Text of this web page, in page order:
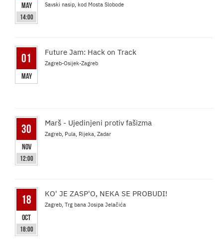
May
14:00
Savski nasip, kod Mosta Slobode
01
May
Future Jam: Hack on Track
Zagreb-Osijek-Zagreb
30
Nov
12:00
Marš - Ujedinjeni protiv fašizma
Zagreb, Pula, Rijeka, Zadar
18
Oct
18:00
KO' JE ZASP'O, NEKA SE PROBUDI!
Zagreb, Trg bana Josipa Jelačića